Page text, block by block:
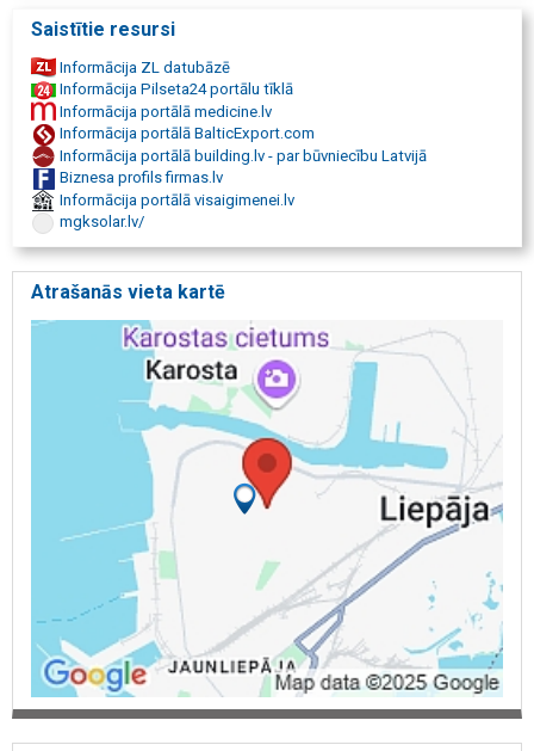
ārstniecības iestādēm, saules paneļi medicīnas iestādēm
Saistītie resursi
Informācija ZL datubāzē
Informācija Pilseta24 portālu tīklā
Informācija portālā medicine.lv
Informācija portālā BalticExport.com
Informācija portālā building.lv - par būvniecību Latvijā
Biznesa profils firmas.lv
Informācija portālā visaigimenei.lv
mgksolar.lv/
Atrašanās vieta kartē